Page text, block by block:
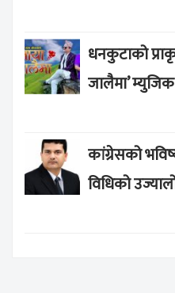
धनकुटाको
जालैमा’
कांग्रेसको
विधिको